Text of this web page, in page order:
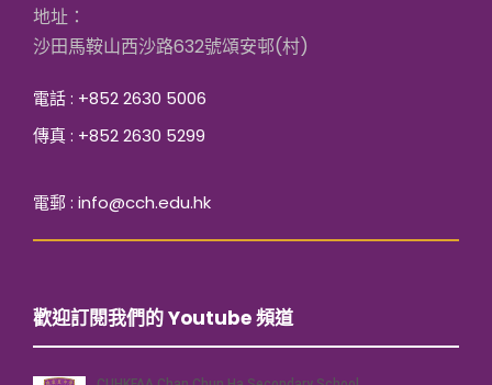
地址：
沙田馬鞍山西沙路632號頌安邨(村)
電話 : +852 2630 5006
傳真 : +852 2630 5299
電郵 : info@cch.edu.hk
歡迎訂閱我們的 Youtube 頻道